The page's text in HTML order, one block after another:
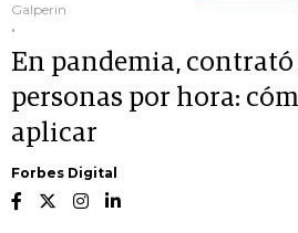
Galperin
.
En pandemia, contrató
personas por hora:
aplicar
Forbes Digital